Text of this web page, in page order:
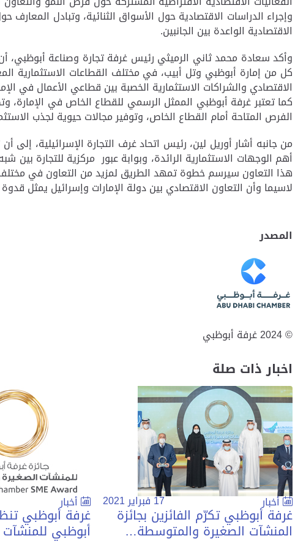
وإجراء الدراسات الاقتصادية حول الأسواق الثنائية، وتبادل
الاقتصادية الواعدة بين الجانبين.
وأكد سعادة محمد ثاني الرميثي رئيس غرفة تجارة وصناعة أبوظبي،
كل من إمارة أبوظبي وتل أبيب، في مختلف القطاعات الاستثمارية
الاقتصادي والشراكات الاستثمارية الخصبة بين قطاعي الأعمال في
الفرص المتاحة أمام القطاع الخاص، وتوفير مجالات حيوية لجذب
من جانبه أشار أوريل لين، رئيس اتحاد غرف التجارة الإسرائيلية،
أهم الوجهات الاستثمارية الرائدة، وبوابة عبور مركزية للتجارة
هذا التعاون سيرسم خطوة تمهد الطريق لمزيد من التعاون في مختلف
لاسيما وأن التعاون الاقتصادي بين دولة الإمارات وإسرائيل يمثل
المصدر
© 2024 غرفة أبوظبي
اخبار ذات صلة
أخبار 17 فبراير 2021
غرفة أبوظبي تكرّم الفائزين بجائزة
المنشآت الصغيرة والمتوسطة…
أخبار
غرفة أبوظبي
أبوظبي